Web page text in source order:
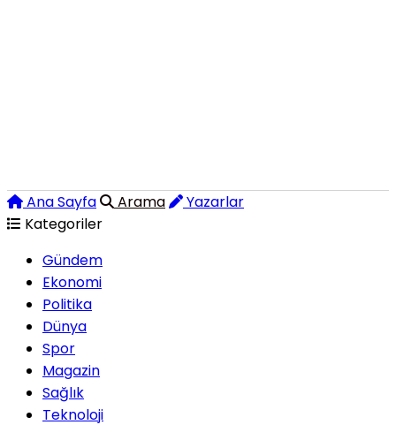
Ana Sayfa Arama
Yazarlar
Kategoriler
Gündem
Ekonomi
Politika
Dünya
Spor
Magazin
Sağlık
Teknoloji